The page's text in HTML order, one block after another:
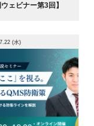
ェビナー第3回】
(水)